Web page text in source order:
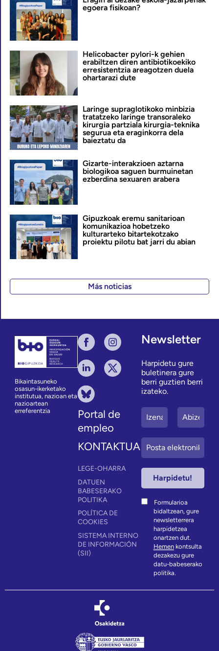
egoera fisikoan?
Helicobacter pylori-k gehien
erabiltzen diren antibiotikoekiko
erresistentzia areagotzen duela
ohartarazi dute
Laringe supraglotikoko minbizia
tratatzeko laringe transoraleko
kirurgia partziala kirurgia-teknika
segurua eta eraginkorra dela
baieztatu da
Gizarte-interakzioen aztarna
biologikoa saguen burmuinetan
ezberdina sexuaren arabera
Gipuzkoak eremu sanitarioan
komunikazioa hobetzeko
kulturarteko bitartekotzako
proiektu pilotu bat jarri du abian
Más noticias
Bikaintasuneko
osasun-ikerketako
institutua, nazioan eta
nazioartean
erreferentzia
Portal de
empleo
KONTAKTUA
LEGE-OHARRA
DATUEN
BABESERAKO
POLITIKA
POLÍTICA DE
COOKIES
SISTEMA INTERNO
DE INFORMACIÓN
(SII)
Newsletter
Harpidetu gure
buletinera gure
berri guztien berri
izateko.
Formularioa
bidaltzean, gure
newsletterrera
harpidetzea
onartzen dut.
Hemenkontsulta
dezakezu gure
datu-babeserako
politika.